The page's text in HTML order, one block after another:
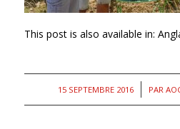
This post is also available in:
15 SEPTEMBRE 2016
/ PAR